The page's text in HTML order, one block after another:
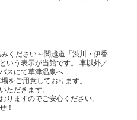
ください～関越道「渋川・伊香
いう表示が当館です。 車以外／
スにて草津温泉へ
をご用意しております。
ただきます。
りますのでご安心ください。
！